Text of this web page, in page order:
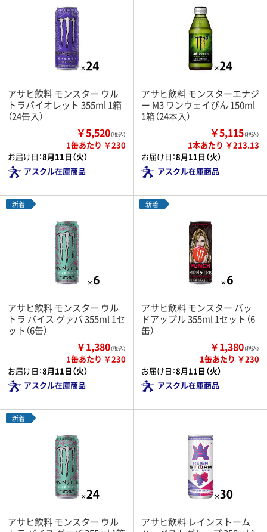
アサヒ飲料 モンスター ウル
トラバイオレット 355ml 1箱
（24缶入）
￥5,520（税込）
1缶あたり ￥230
お届け日：8月11日（火）
アスクル在庫商品
アサヒ飲料 モンスターエナジ
ー M3 ワンウェイびん 150ml
1箱（24本入）
￥5,115（税込）
1本あたり ￥213.13
お届け日：8月11日（火）
アスクル在庫商品
新着
アサヒ飲料 モンスター ウル
トラ バイス グァバ 355ml 1セ
ット（6缶）
￥1,380（税込）
1缶あたり ￥230
お届け日：8月11日（火）
アスクル在庫商品
新着
アサヒ飲料 モンスター バッ
ドアップル 355ml 1セット（6
缶）
￥1,380（税込）
1缶あたり ￥230
お届け日：8月11日（火）
アスクル在庫商品
新着
アサヒ飲料 モンスター ウル
アサヒ飲料 レインストーム